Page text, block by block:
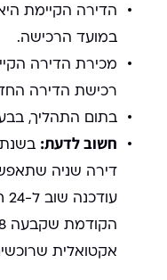
הדירה הקיימת
במועד הרכישה.
רכישת הדירה
בתום התהליך,
חשוב לדעת:
דירה שניה
אקטואלית